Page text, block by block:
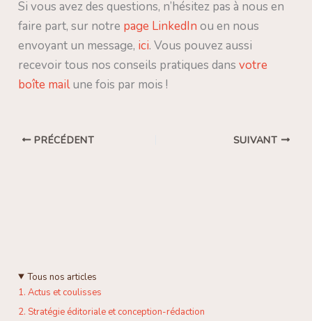
Si vous avez des questions, n’hésitez pas à nous en
faire part, sur notre page LinkedIn ou en nous
envoyant un message, ici. Vous pouvez aussi
recevoir tous nos conseils pratiques dansvotre
boîte mailune fois par mois !
PRÉCÉDENT SUIVANT
Tous nos articles
1. Actus et coulisses
2. Stratégie éditoriale et conception-rédaction